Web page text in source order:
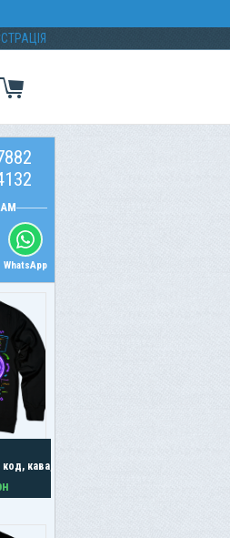
WhatsApp
кава, повторити